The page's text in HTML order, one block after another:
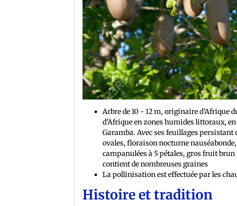
Arbre de 10 - 12 m, originaire d’Afrique
d'Afrique en zones humides littoraux, en
Garamba. Avec ses feuillages
ovales, floraison nocturne
campanulées à 5 pétales, gros fruit
contient de nombreuses graines
La pollinisation est effectuée par les
Histoire et tradition